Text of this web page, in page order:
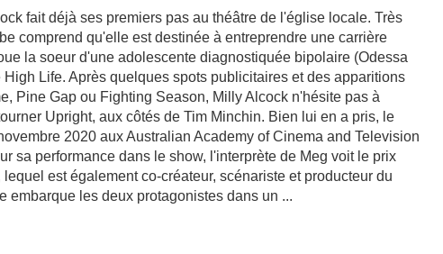
fait déjà ses premiers pas au théâtre de l'église locale. Très
comprend qu'elle est destinée à entreprendre une carrière
la soeur d'une adolescente diagnostiquée bipolaire (Odessa
Life. Après quelques spots publicitaires et des apparitions
Pine Gap ou Fighting Season, Milly Alcock n'hésite pas à
Upright, aux côtés de Tim Minchin. Bien lui en a pris, le
2020 aux Australian Academy of Cinema and Television
sa performance dans le show, l'interprète de Meg voit le prix
est également co-créateur, scénariste et producteur du
embarque les deux protagonistes dans un ...